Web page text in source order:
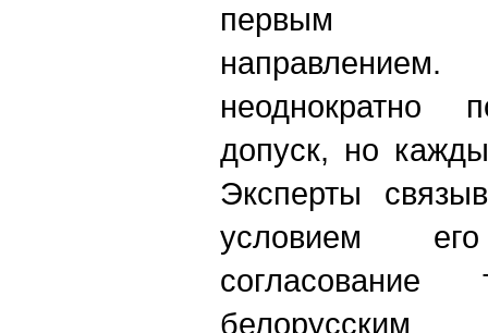
первым
неоднократно
допуск, но
Эксперты
условием
белорусским